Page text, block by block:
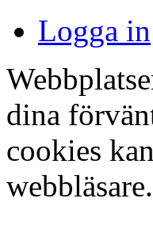
Logga in
dina
cookies
webbläsare.